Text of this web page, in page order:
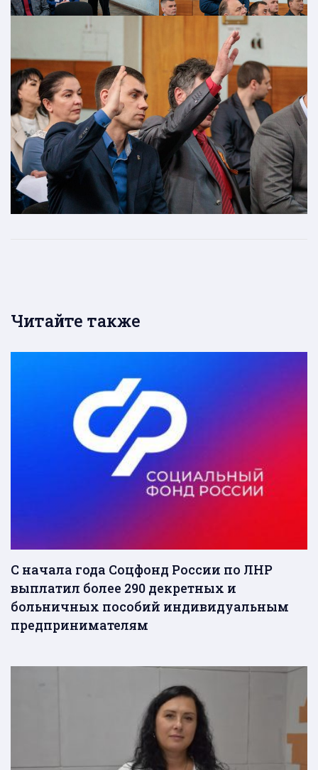
Читайте также
С начала года Соцфонд России по ЛНР
выплатил более 290 декретных и
больничных пособий индивидуальным
предпринимателям